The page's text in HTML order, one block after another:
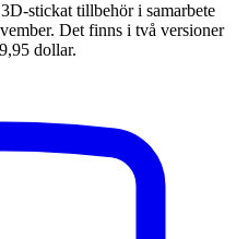
stickat tillbehör i samarbete
Det finns i två versioner
dollar.